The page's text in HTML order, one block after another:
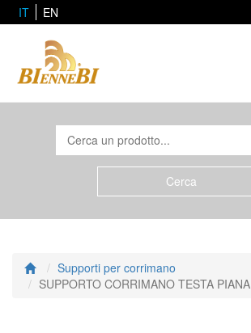
IT EN
Supporti per corrimano
SUPPORTO CORRIMANO TESTA PIANA